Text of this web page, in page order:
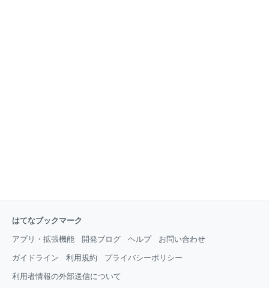
はてなブックマーク
アプリ・拡張機能 開発ブログ ヘルプ お問い合わせ
ガイドライン 利用規約 プライバシーポリシー
利用者情報の外部送信について